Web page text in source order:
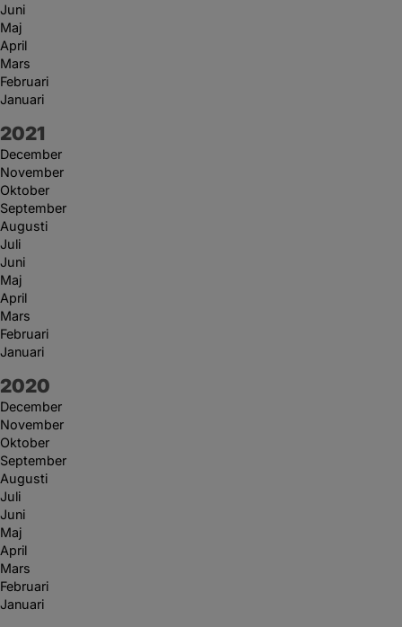
Juni
Maj
April
Mars
Februari
Januari
År:
2021
December
November
Oktober
September
Augusti
Juli
Juni
Maj
April
Mars
Februari
Januari
År:
2020
December
November
Oktober
September
Augusti
Juli
Juni
Maj
April
Mars
Februari
Januari